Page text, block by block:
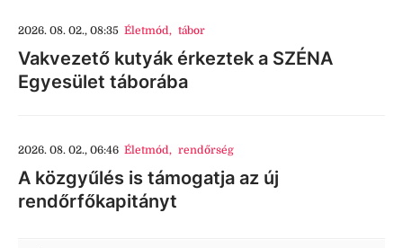
2026. 08. 02., 08:35 Életmód, tábor
Vakvezető kutyák érkeztek a SZÉNA
Egyesület táborába
2026. 08. 02., 06:46 Életmód, rendőrség
A közgyűlés is támogatja az új
rendőrfőkapitányt